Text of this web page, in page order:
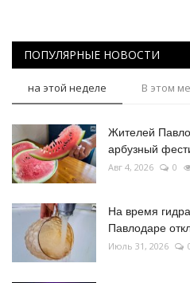
ПОПУЛЯРНЫЕ НОВОСТИ
на этой неделе В этом
Жителей
арбузный
Авг 4, 2026 0
На время
Павлодаре
Июль 31, 2026